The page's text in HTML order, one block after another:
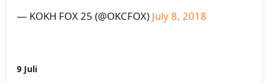
— KOKH FOX 25 (@OKCFOX) July 8, 2018
9 Juli